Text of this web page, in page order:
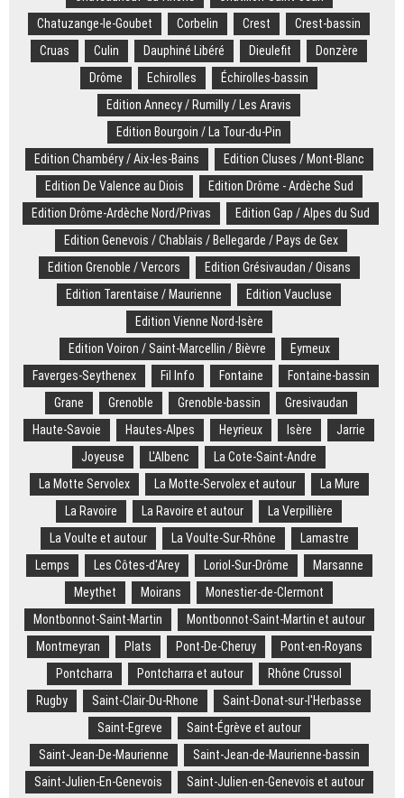
Chatuzange-le-Goubet
Corbelin Crest
Crest-bassin
Cruas
Culin Dauphiné Libéré Dieulefit
Donzère
Drôme
Echirolles
Échirolles-bassin
Edition Annecy / Rumilly / Les Aravis
Edition Bourgoin / La Tour-du-Pin
Edition Chambéry / Aix-les-Bains
Edition Cluses / Mont-Blanc
Edition De Valence au Diois
Edition Drôme - Ardèche Sud
Edition Drôme-Ardèche Nord/Privas
Edition Gap / Alpes du Sud
Edition Genevois / Chablais / Bellegarde / Pays de Gex
Edition Grenoble / Vercors
Edition Grésivaudan / Oisans
Edition Tarentaise / Maurienne
Edition Vaucluse
Edition Vienne Nord-Isère
Edition Voiron / Saint-Marcellin / Bièvre
Eymeux
Faverges-Seythenex
Fil Info Fontaine
Fontaine-bassin
Grane
Grenoble Grenoble-bassin
Gresivaudan
Haute-Savoie
Hautes-Alpes Heyrieux Isère
Jarrie
Joyeuse
L'Albenc
La Cote-Saint-Andre
La Motte Servolex
La Motte-Servolex et autour
La Mure
La Ravoire
La Ravoire et autour
La Verpillière
La Voulte et autour
La Voulte-Sur-Rhône
Lamastre
Lemps
Les Côtes-d'Arey Loriol-Sur-Drôme
Marsanne
Meythet
Moirans
Monestier-de-Clermont
Montbonnot-Saint-Martin
Montbonnot-Saint-Martin et autour
Montmeyran
Plats Pont-De-Cheruy
Pont-en-Royans
Pontcharra
Pontcharra et autour
Rhône Crussol
Rugby
Saint-Clair-Du-Rhone
Saint-Donat-sur-l'Herbasse
Saint-Egreve
Saint-Égrève et autour
Saint-Jean-De-Maurienne
Saint-Jean-de-Maurienne-bassin
Saint-Julien-En-Genevois
Saint-Julien-en-Genevois et autour